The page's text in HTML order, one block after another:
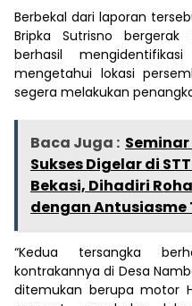
Berbekal dari laporan
Bripka Sutrisno bergerak
berhasil
mengetahui lokasi
segera melakukan
Baca Juga :
Sukses Digelar di
Bekasi, Dihadiri
dengan Antusiasme
“Kedua tersangka
kontrakannya di Desa
ditemukan berupa motor